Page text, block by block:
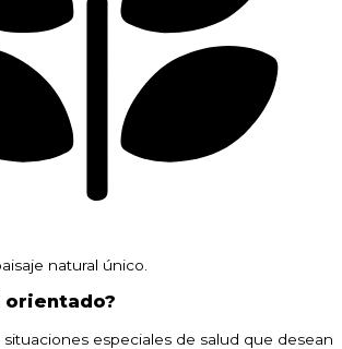
natural único.
orientado?
situaciones especiales de salud que desean